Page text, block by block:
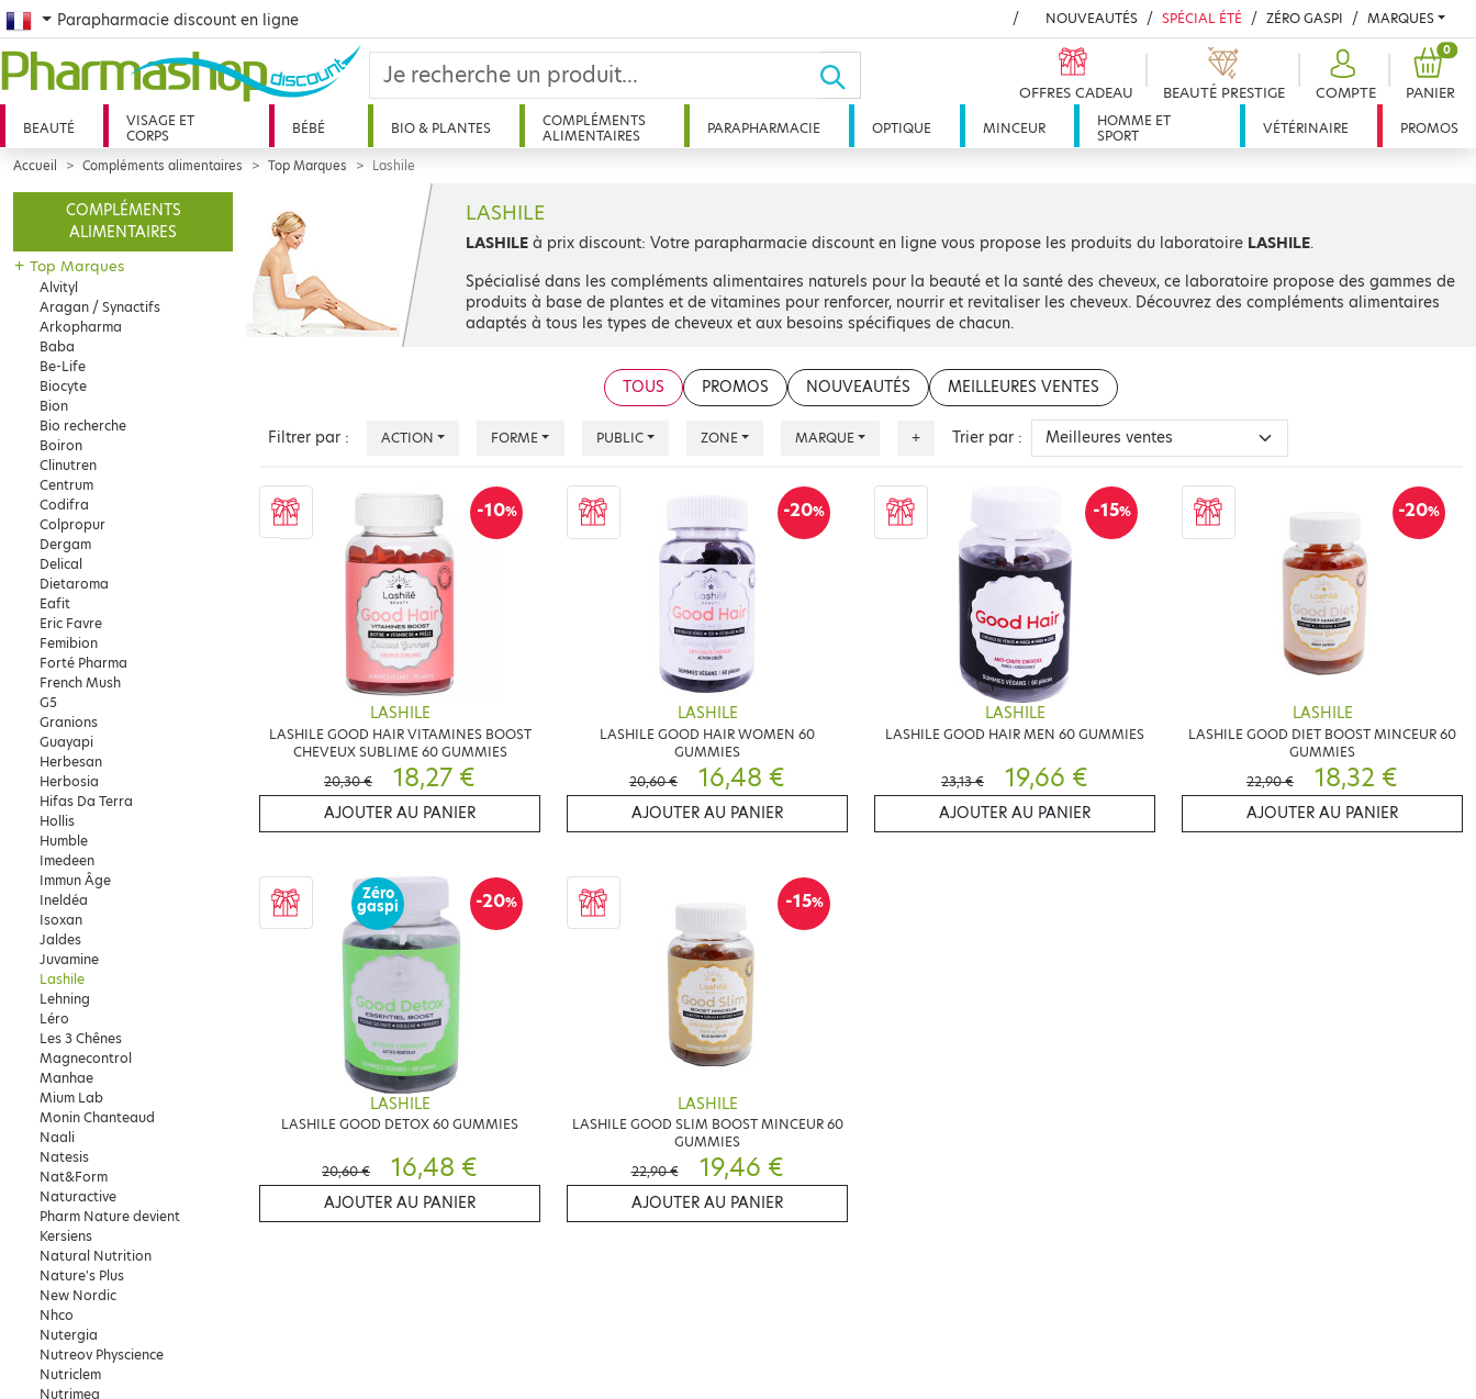
French
Parapharmacie discount en ligne NOUVEAUTÉS SPÉCIAL ÉTÉ ZÉRO GASPI MARQUES
OFFRES CADEAU BEAUTÉ PRESTIGE COMPTE PANIER
0
BEAUTÉ
VISAGE ET
CORPS
BÉBÉ BIO & PLANTES
COMPLÉMENTS
ALIMENTAIRES
PARAPHARMACIE OPTIQUE MINCEUR
HOMME ET
SPORT
VÉTÉRINAIRE PROMOS
Accueil Compléments alimentaires Top Marques Lashile
COMPLÉMENTS
ALIMENTAIRES
+ Top Marques
Alvityl
Aragan / Synactifs
Arkopharma
Baba
Be-Life
Biocyte
Bion
Bio recherche
Boiron
Clinutren
Centrum
Codifra
Colpropur
Dergam
Delical
Dietaroma
Eafit
Eric Favre
Femibion
Forté Pharma
French Mush
G5
Granions
Guayapi
Herbesan
Herbosia
Hifas Da Terra
Hollis
Humble
Imedeen
Immun Âge
Ineldéa
Isoxan
Jaldes
Juvamine
Lashile
Lehning
Léro
Les 3 Chênes
Magnecontrol
Manhae
Mium Lab
Monin Chanteaud
Naali
Natesis
Nat&Form
Naturactive
Pharm Nature devient
Kersiens
Natural Nutrition
Nature's Plus
New Nordic
Nhco
Nutergia
Nutreov Physcience
Nutriclem
Nutrimea
LASHILE
LASHILE à prix discount: Votre parapharmacie discount en ligne vous propose les produits du laboratoire LASHILE.
Spécialisé dans les compléments alimentaires naturels pour la beauté et la santé des cheveux, ce laboratoire propose des gammes de
produits à base de plantes et de vitamines pour renforcer, nourrir et revitaliser les cheveux. Découvrez des compléments alimentaires
adaptés à tous les types de cheveux et aux besoins spécifiques de chacun.
TOUS PROMOS NOUVEAUTÉS MEILLEURES VENTES
Filtrer par : ACTION FORME PUBLIC ZONE MARQUE + Trier par :
-10%
LASHILE
LASHILE GOOD HAIR VITAMINES BOOST
CHEVEUX SUBLIME 60 GUMMIES
20,30 €
18,27 €
AJOUTER AU PANIER
-20%
LASHILE
LASHILE GOOD HAIR WOMEN 60
GUMMIES
20,60 €
16,48 €
AJOUTER AU PANIER
-15%
LASHILE
LASHILE GOOD HAIR MEN 60 GUMMIES
23,13 € 19,66 €
AJOUTER AU PANIER
-20%
LASHILE
LASHILE GOOD DIET BOOST MINCEUR 60
GUMMIES
22,90 €
18,32 €
AJOUTER AU PANIER
-20%
Zéro
gaspi
LASHILE
LASHILE GOOD DETOX 60 GUMMIES
20,60 € 16,48 €
AJOUTER AU PANIER
-15%
LASHILE
LASHILE GOOD SLIM BOOST MINCEUR 60
GUMMIES
22,90 €
19,46 €
AJOUTER AU PANIER